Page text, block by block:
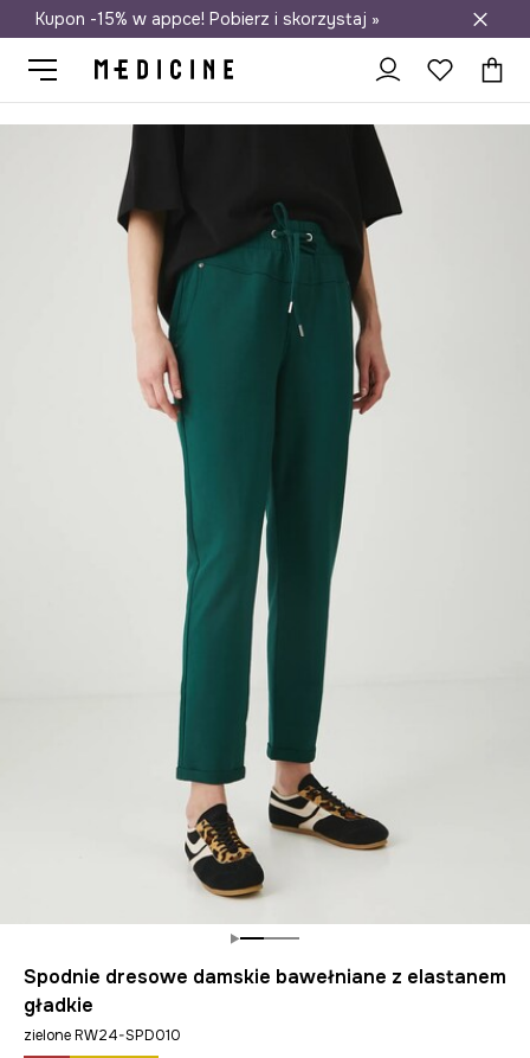
Darmowa dostawa do salonów
Kupon -15% w appce! Pobierz i skorzystaj »
Spodnie dresowe damskie bawełniane z elastanem
gładkie
zielone RW24-SPD010